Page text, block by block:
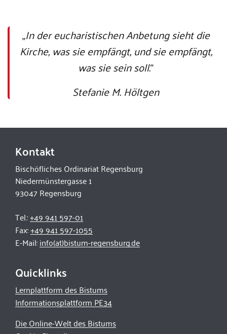
„In der eucharistischen Anbetung sieht die
Kirche, was sie empfängt, und sie empfängt,
was sie sein soll.“
Stefanie M. Höltgen
Kontakt
Bischöfliches Ordinariat Regensburg
Niedermünstergasse 1
93047 Regensburg
Tel.:+49 941 597-01
Fax:+49 941 597-1055
E-Mail:info(at)bistum-regensburg.de
Quicklinks
Lernplattform des Bistums
Informationsplattform PE34
Die Online-Welt des Bistums